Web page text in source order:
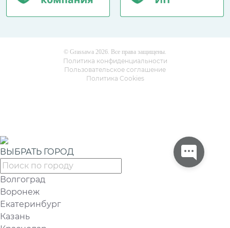
© Grassawa 2026. Все права защищены.
Политика конфиденциальности
Пользовательское соглашение
Политика Cookies
ВЫБРАТЬ ГОРОД
Волгоград
Воронеж
Екатеринбург
Казань